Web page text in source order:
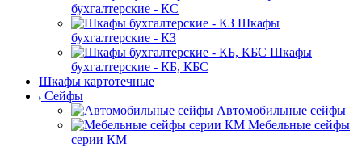
бухгалтерские - КС
Шкафы
бухгалтерские - КЗ
Шкафы
бухгалтерские - КБ, КБС
Шкафы картотечные
Сейфы
Автомобильные сейфы
Мебельные сейфы
серии КМ